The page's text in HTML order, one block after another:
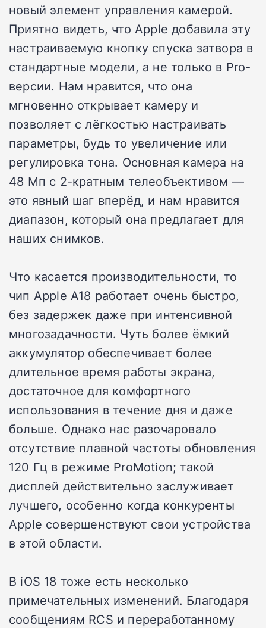
новый элемент управления камерой.
Приятно видеть, что Apple добавила эту
настраиваемую кнопку спуска затвора в
стандартные модели, а не только в Pro-
версии. Нам нравится, что она
мгновенно открывает камеру и
позволяет с лёгкостью настраивать
параметры, будь то увеличение или
регулировка тона. Основная камера на
48 Мп с 2-кратным телеобъективом —
это явный шаг вперёд, и нам нравится
диапазон, который она предлагает для
наших снимков.
Что касается производительности, то
чип Apple A18 работает очень быстро,
без задержек даже при интенсивной
многозадачности. Чуть более ёмкий
аккумулятор обеспечивает более
длительное время работы экрана,
достаточное для комфортного
использования в течение дня и даже
больше. Однако нас разочаровало
отсутствие плавной частоты обновления
120 Гц в режиме ProMotion; такой
дисплей действительно заслуживает
лучшего, особенно когда конкуренты
Apple совершенствуют свои устройства
в этой области.
В iOS 18 тоже есть несколько
примечательных изменений. Благодаря
сообщениям RCS и переработанному